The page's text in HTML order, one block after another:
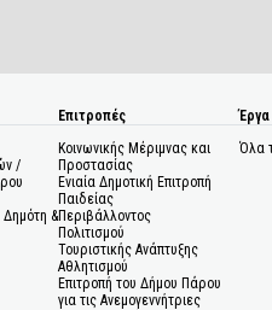
/
&
Επιτροπές
Κοινωνικής Μέριμνας και
Προστασίας
Ενιαία Δημοτική Επιτροπή
Παιδείας
Περιβάλλοντος
Πολιτισμού
Τουριστικής Ανάπτυξης
Αθλητισμού
Επιτροπή του Δήμου Πάρου
για τις Ανεμογεννήτριες
Έργα
Όλα